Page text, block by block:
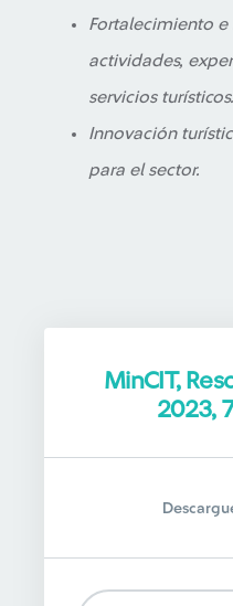
Fortalecimiento
actividades,
servicios turísticos.
Innovación
para el sector.
MinCIT,
2023,